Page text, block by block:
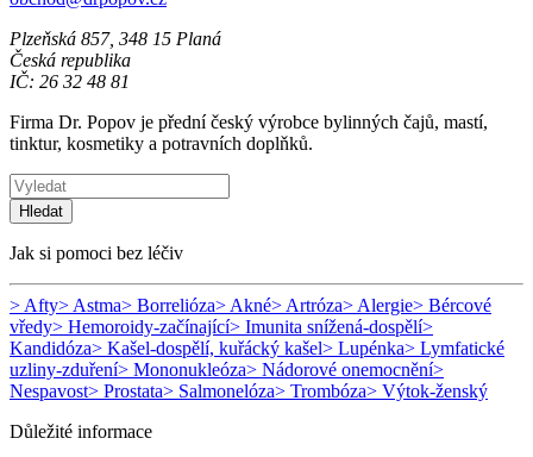
Plzeňská 857, 348 15 Planá
Česká republika
IČ: 26 32 48 81
Firma Dr. Popov je přední český výrobce bylinných čajů, mastí,
tinktur, kosmetiky a potravních doplňků.
Hledat
Jak si pomoci bez léčiv
> Afty> Astma> Borrelióza> Akné> Artróza> Alergie> Bércové
vředy> Hemoroidy-začínající> Imunita snížená-dospělí>
Kandidóza> Kašel-dospělí, kuřácký kašel> Lupénka> Lymfatické
uzliny-zduření> Mononukleóza> Nádorové onemocnění>
Nespavost> Prostata> Salmonelóza> Trombóza> Výtok-ženský
Důležité informace